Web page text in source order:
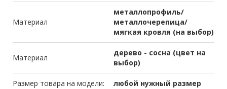
Материал
металлопрофиль/
металлочерепица/
мягкая кровля (на выбор)
Материал
дерево - сосна (цвет на
выбор)
Размер товара на модели: любой нужный размер